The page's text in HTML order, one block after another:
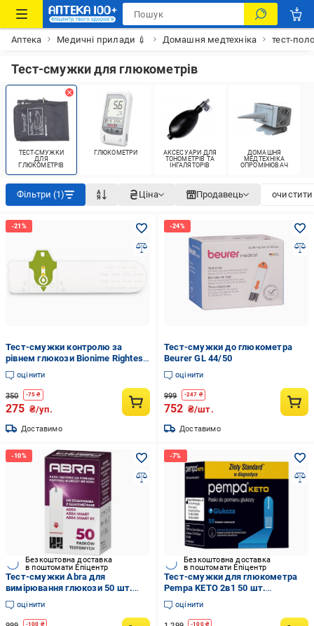
Аптека Медичні прилади 💉 Домашня медтехніка тест-
Тест-смужки для глюкометрів
ТЕСТ-СМУЖКИ
ДЛЯ
ГЛЮКОМЕТРІВ
ГЛЮКОМЕТРИ
АКСЕСУАРИ ДЛЯ
ТОНОМЕТРІВ ТА
ІНГАЛЯТОРІВ
ДОМАШНЯ
МЕДТЕХНІКА
ОПРОМІНЮВАЧ
Фільтри (1) Ціна Продавець очистити
Тест-смужки контролю за
рівнем глюкози Bionime Rightest
ELSA 25 шт.
оцінити
350 -75 ₴
275 ₴/уп.
Доставимо
Тест-смужки до глюкометра
Beurer GL 44/50
оцінити
999 -247 ₴
752 ₴/шт.
Доставимо
Безкоштовна доставка
в поштомати Епіцентр
Тест-смужки Abra для
вимірювання глюкози 50 шт.
(33543870)
оцінити
-100 ₴
Безкоштовна доставка
в поштомати Епіцентр
Тест-смужки для глюкометра
Pempa KETO 2в1 50 шт.
(33543856)
оцінити
-100₴